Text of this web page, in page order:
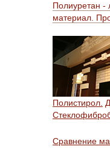
Полиуретан -
материал.
Полистирол.
Сравнение